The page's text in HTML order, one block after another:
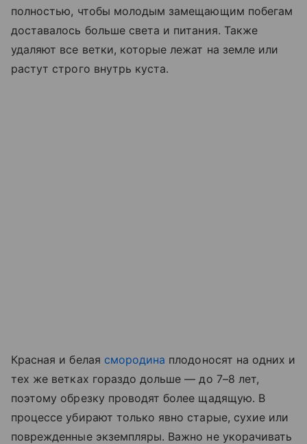
полностью, чтобы молодым замещающим побегам
доставалось больше света и питания. Также
удаляют все ветки, которые лежат на земле или
растут строго внутрь куста.
Красная и белая смородина плодоносят на одних и
тех же ветках гораздо дольше — до 7–8 лет,
поэтому обрезку проводят более щадящую. В
процессе убирают только явно старые, сухие или
поврежденные экземпляры. Важно не укорачивать